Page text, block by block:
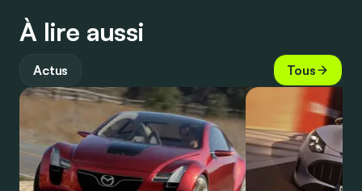
À lire aussi
Actus Tous